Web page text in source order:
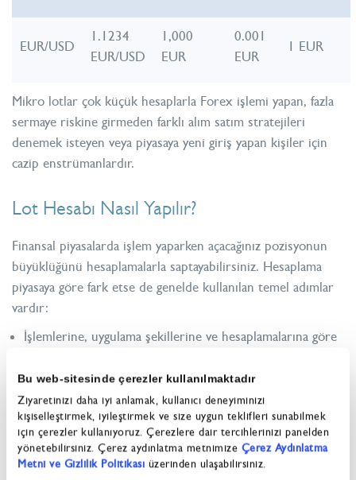
Bu web-sitesinde çerezler kullanılmaktadır
Ziyaretinizi daha iyi anlamak, kullanıcı deneyiminizi
kişiselleştirmek, iyileştirmek ve size uygun teklifleri sunabilmek
için çerezler kullanıyoruz. Çerezlere dair tercihlerinizi panelden
yönetebilirsiniz. Çerez aydınlatma metnimize Çerez Aydınlatma
Metni ve Gizlilik Politikası üzerinden ulaşabilirsiniz.
EUR/USD
1.1234
EUR/USD
1,000
EUR
0.001
EUR
1 EUR
Mikro lotlar çok küçük hesaplarla Forex işlemi yapan, fazla
sermaye riskine girmeden farklı alım satım stratejileri
denemek isteyen veya piyasaya yeni giriş yapan kişiler için
cazip enstrümanlardır.
Lot Hesabı Nasıl Yapılır?
Finansal piyasalarda işlem yaparken açacağınız pozisyonun
büyüklüğünü hesaplamalarla saptayabilirsiniz. Hesaplama
piyasaya göre fark etse de genelde kullanılan temel adımlar
vardır:
İşlemlerine, uygulama şekillerine ve hesaplamalarına göre
Riske atılabilecek, kaybetmeyi göze aldığınız miktarı
belirleyerek tolerasyon sınırlarınızı çizmelisiniz.
Enstrümanın getirilerine ve hesabınızın büyüklüğüyle
tolere edebileceğiniz risk potansiyeline göre bir pozisyon
hacmi belirleyebilirsiniz.